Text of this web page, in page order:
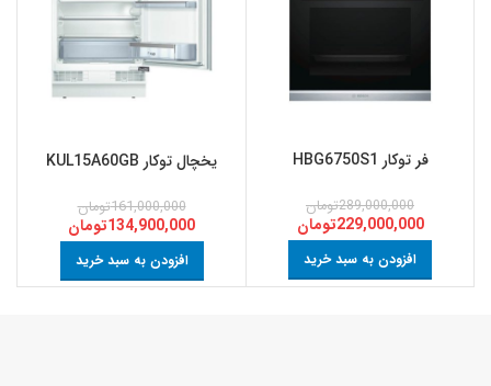
فر توکار HBG6750S1
289,000,000تومان
229,000,000تومان
افزودن به سبد خرید
یخچال توکار KUL15A60GB
161,000,000تومان
134,900,000تومان
افزودن به سبد خرید